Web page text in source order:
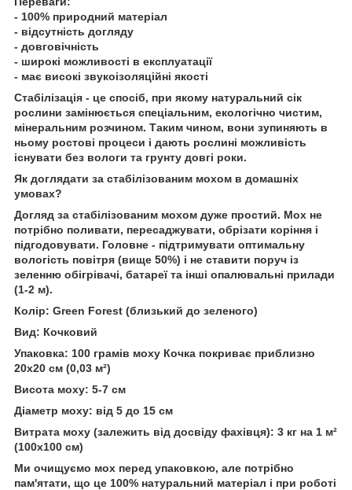
- 100% природний матеріал
- відсутність догляду
- довговічність
- широкі можливості в експлуатації
- має високі звукоізоляційні якості
Стабілізація - це спосіб, при якому натуральний сік
рослини замінюється спеціальним, екологічно чистим,
мінеральним розчином. Таким чином, вони зупиняють в
ньому ростові процеси і дають рослині можливість
існувати без вологи та грунту довгі роки.
Як доглядати за стабілізованим мохом в домашніх
умовах?
Догляд за стабілізованим мохом дуже простий. Мох не
потрібно поливати, пересаджувати, обрізати коріння і
підгодовувати. Головне - підтримувати оптимальну
вологість повітря (вище 50%) і не ставити поруч із
зеленню обігрівачі, батареї та інші опалювальні прилади
(1-2 м).
Колір: Green Forest (близький до зеленого)
Вид: Кочковий
Упаковка: 100 грамів моху Кочка покриває приблизно
20x20 см (0,03 м²)
Висота моху: 5-7 см
Діаметр моху: від 5 до 15 см
Витрата моху (залежить від досвіду фахівця): 3 кг на 1 м²
(100x100 см)
Ми очищуємо мох перед упаковкою, але потрібно
пам'ятати, що це 100% натуральний матеріал і при роботі